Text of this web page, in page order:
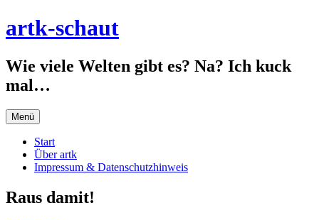
Inhalt
artk-schaut
Wie viele Welten gibt es? Na? Ich kuck
mal…
Menü
Start
Über artk
Impressum & Datenschutzhinweis
Raus damit!